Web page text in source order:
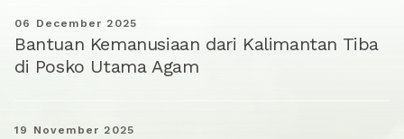
06 December 2025
Bantuan Kemanusiaan dari Kalimantan Tiba
di Posko Utama Agam
19 November 2025